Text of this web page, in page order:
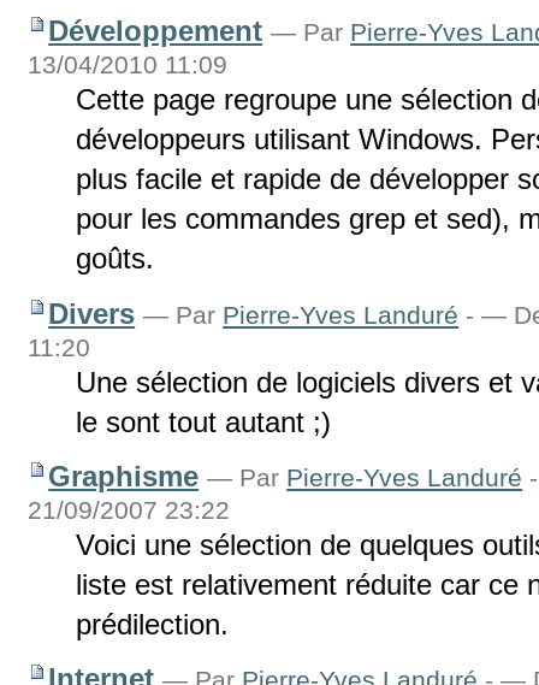
Développement — Par Pierre-Yves
13/04/2010 11:09
Cette page regroupe une sélection
développeurs utilisant Windows.
plus facile et rapide de développer
pour les commandes grep et sed),
goûts.
Divers — Par Pierre-Yves Landuré - —
11:20
Une sélection de logiciels divers et
le sont tout autant ;)
Graphisme — Par Pierre-Yves Landuré -
21/09/2007 23:22
Voici une sélection de quelques
liste est relativement réduite car ce
prédilection.
Internet — Par Pierre-Yves Landuré - —